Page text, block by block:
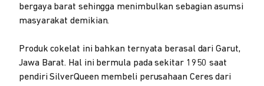
bergaya barat sehingga menimbulkan sebagian asumsi
masyarakat demikian.
Produk cokelat ini bahkan ternyata berasal dari Garut,
Jawa Barat. Hal ini bermula pada sekitar 1950 saat
pendiri SilverQueen membeli perusahaan Ceres dari